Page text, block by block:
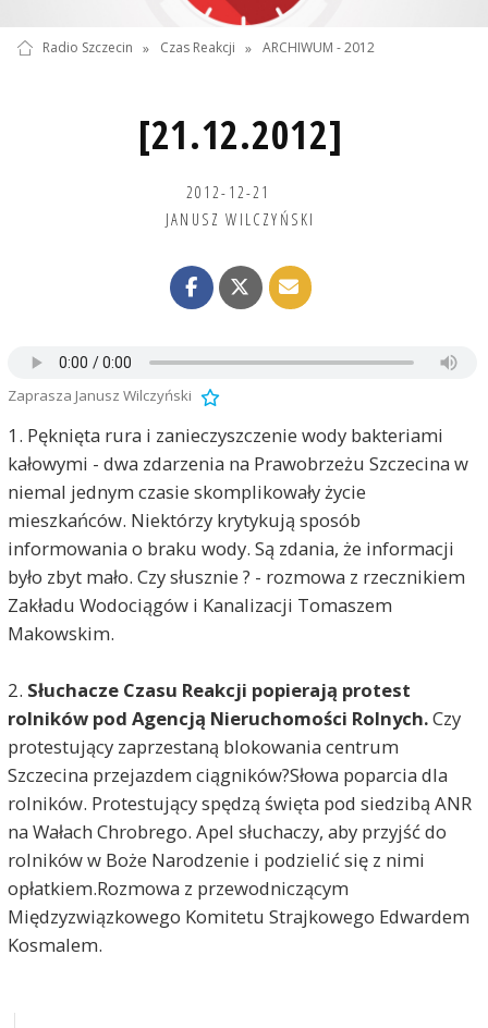
Radio Szczecin » Czas Reakcji » ARCHIWUM - 2012
[21.12.2012]
2012-12-21
JANUSZ WILCZYŃSKI
Zaprasza Janusz Wilczyński
1. Pęknięta rura i zanieczyszczenie wody bakteriami
kałowymi - dwa zdarzenia na Prawobrzeżu Szczecina w
niemal jednym czasie skomplikowały życie
mieszkańców. Niektórzy krytykują sposób
informowania o braku wody. Są zdania, że informacji
było zbyt mało. Czy słusznie ? - rozmowa z rzecznikiem
Zakładu Wodociągów i Kanalizacji Tomaszem
Makowskim.
2. Słuchacze Czasu Reakcji popierają protest
rolników pod Agencją Nieruchomości Rolnych.Czy
protestujący zaprzestaną blokowania centrum
Szczecina przejazdem ciągników?Słowa poparcia dla
rolników. Protestujący spędzą święta pod siedzibą ANR
na Wałach Chrobrego. Apel słuchaczy, aby przyjść do
rolników w Boże Narodzenie i podzielić się z nimi
opłatkiem.Rozmowa z przewodniczącym
Międzyzwiązkowego Komitetu Strajkowego Edwardem
Kosmalem.